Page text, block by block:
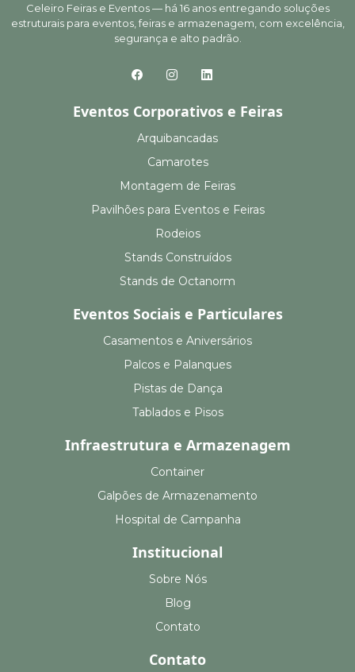
Celeiro Feiras e Eventos — há 16 anos entregando soluções
estruturais para eventos, feiras e armazenagem, com excelência,
segurança e alto padrão.
Eventos Corporativos e Feiras
Arquibancadas
Camarotes
Montagem de Feiras
Pavilhões para Eventos e Feiras
Rodeios
Stands Construídos
Stands de Octanorm
Eventos Sociais e Particulares
Casamentos e Aniversários
Palcos e Palanques
Pistas de Dança
Tablados e Pisos
Infraestrutura e Armazenagem
Container
Galpões de Armazenamento
Hospital de Campanha
Institucional
Sobre Nós
Blog
Contato
Contato